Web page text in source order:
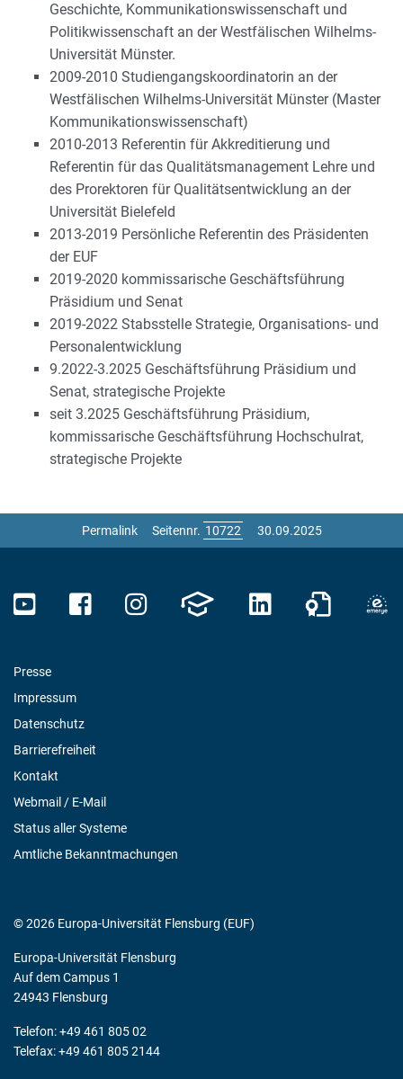
Geschichte, Kommunikationswissenschaft und
Politikwissenschaft an der Westfälischen Wilhelms-
Universität Münster.
2009-2010 Studiengangskoordinatorin an der
Westfälischen Wilhelms-Universität Münster (Master
Kommunikationswissenschaft)
2010-2013 Referentin für Akkreditierung und
Referentin für das Qualitätsmanagement Lehre und
des Prorektoren für Qualitätsentwicklung an der
Universität Bielefeld
2013-2019 Persönliche Referentin des Präsidenten
der EUF
2019-2020 kommissarische Geschäftsführung
Präsidium und Senat
2019-2022 Stabsstelle Strategie, Organisations- und
Personalentwicklung
9.2022-3.2025 Geschäftsführung Präsidium und
Senat, strategische Projekte
seit 3.2025 Geschäftsführung Präsidium,
kommissarische Geschäftsführung Hochschulrat,
strategische Projekte
Permalink Seitennr. 30.09.2025
Presse
Impressum
Datenschutz
Barrierefreiheit
Kontakt
Webmail / E-Mail
Status aller Systeme
Amtliche Bekanntmachungen
© 2026 Europa-Universität Flensburg (EUF)
Europa-Universität Flensburg
Auf dem Campus 1
24943 Flensburg
Telefon: +49 461 805 02
Telefax: +49 461 805 2144